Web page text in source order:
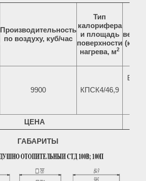
Производительность
по воздуху, куб/час
Тип
калорифера
и площадь
поверхности
нагрева, м2
(кВт/
9900 КПСК4/46,9
ВО
ЦЕНА
ГАБАРИТЫ